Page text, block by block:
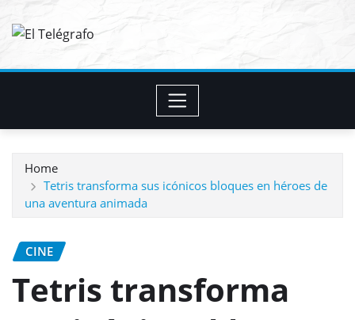
Home
Tetris transforma sus icónicos bloques en héroes de
una aventura animada
CINE
Tetris transforma